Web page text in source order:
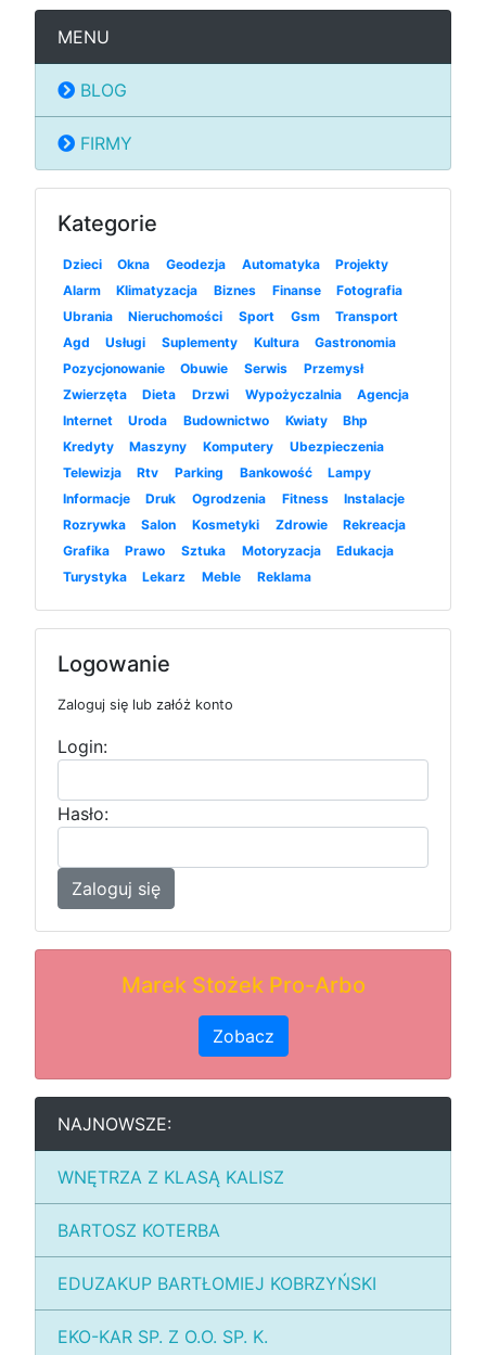
MENU
BLOG
FIRMY
Kategorie
Dzieci Okna Geodezja Automatyka
Projekty
Alarm
Klimatyzacja Biznes Finanse
Fotografia
Ubrania
Nieruchomości Sport Gsm
Transport
Agd
Usługi Suplementy Kultura
Gastronomia
Pozycjonowanie
Obuwie Serwis
Przemysł
Zwierzęta
Dieta Drzwi Wypożyczalnia
Agencja
Internet
Uroda Budownictwo Kwiaty
Bhp
Kredyty
Maszyny Komputery
Ubezpieczenia
Telewizja
Rtv Parking Bankowość
Lampy
Informacje
Druk Ogrodzenia Fitness
Instalacje
Rozrywka
Salon Kosmetyki Zdrowie
Rekreacja
Grafika
Prawo Sztuka Motoryzacja
Edukacja
Turystyka
Lekarz Meble Reklama
Logowanie
Zaloguj się lub załóż konto
Login:
Hasło:
Zaloguj się
Marek Stożek Pro-Arbo
Zobacz
NAJNOWSZE:
WNĘTRZA Z KLASĄ KALISZ
BARTOSZ KOTERBA
EDUZAKUP BARTŁOMIEJ KOBRZYŃSKI
EKO-KAR SP. Z O.O. SP. K.